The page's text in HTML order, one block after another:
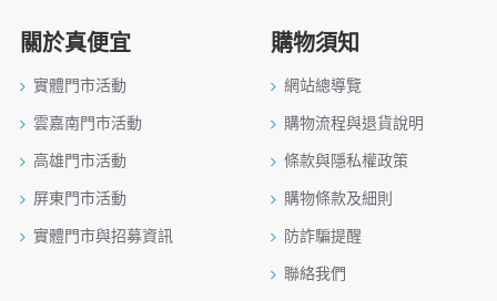
關於真便宜
實體門市活動
雲嘉南門市活動
高雄門市活動
屏東門市活動
實體門市與招募資訊
購物須知
網站總導覽
購物流程與退貨說明
條款與隱私權政策
購物條款及細則
防詐騙提醒
聯絡我們